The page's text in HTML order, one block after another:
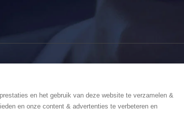
Website by
en het gebruik van deze website te verzamelen &
en onze content & advertenties te verbeteren en